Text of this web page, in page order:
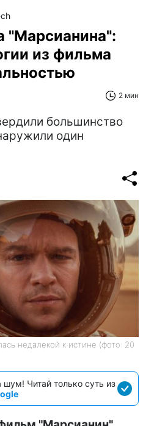
"Марсианина":
из фильма
2 мин
большинство
один
недалекой к истине (фото: 20
Читай только суть из